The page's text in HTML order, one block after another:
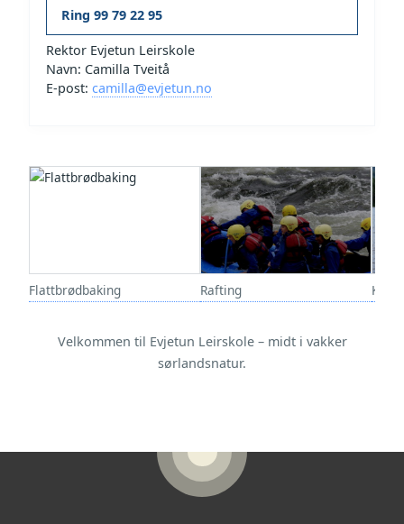
Ring 99 79 22 95
Rektor Evjetun Leirskole
Navn: Camilla Tveitå
E-post: camilla@evjetun.no
Flattbrødbaking Rafting
Velkommen til Evjetun Leirskole – midt i vakker
sørlandsnatur.